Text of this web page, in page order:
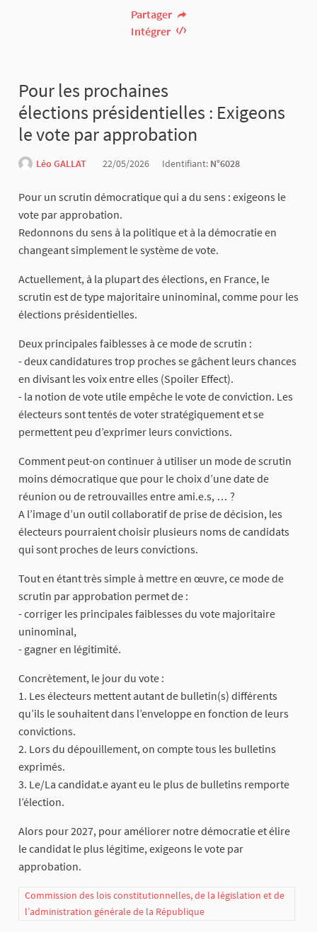
Partager
Intégrer
Pour les prochaines
élections présidentielles : Exigeons
le vote par approbation
Léo GALLAT 22/05/2026 Identifiant: N°6028
Pour un scrutin démocratique qui a du sens : exigeons le
vote par approbation.
Redonnons du sens à la politique et à la démocratie en
changeant simplement le système de vote.
Actuellement, à la plupart des élections, en France, le
scrutin est de type majoritaire uninominal, comme pour les
élections présidentielles.
Deux principales faiblesses à ce mode de scrutin :
- deux candidatures trop proches se gâchent leurs chances
en divisant les voix entre elles (Spoiler Effect).
- la notion de vote utile empêche le vote de conviction. Les
électeurs sont tentés de voter stratégiquement et se
permettent peu d’exprimer leurs convictions.
Comment peut-on continuer à utiliser un mode de scrutin
moins démocratique que pour le choix d’une date de
réunion ou de retrouvailles entre ami.e.s, … ?
A l’image d’un outil collaboratif de prise de décision, les
électeurs pourraient choisir plusieurs noms de candidats
qui sont proches de leurs convictions.
Tout en étant très simple à mettre en œuvre, ce mode de
scrutin par approbation permet de :
- corriger les principales faiblesses du vote majoritaire
uninominal,
- gagner en légitimité.
Concrètement, le jour du vote :
1. Les électeurs mettent autant de bulletin(s) différents
qu’ils le souhaitent dans l’enveloppe en fonction de leurs
convictions.
2. Lors du dépouillement, on compte tous les bulletins
exprimés.
3. Le/La candidat.e ayant eu le plus de bulletins remporte
l’élection.
Alors pour 2027, pour améliorer notre démocratie et élire
le candidat le plus légitime, exigeons le vote par
approbation.
Commission des lois constitutionnelles, de la législation et de
l’administration générale de la République